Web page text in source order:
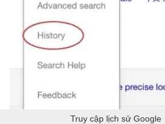
Truy cập lịch sử Google